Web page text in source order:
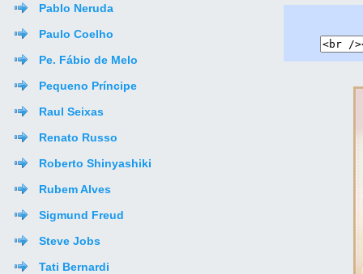
Pablo Neruda
Paulo Coelho
Pe. Fábio de Melo
Pequeno Príncipe
Raul Seixas
Renato Russo
Roberto Shinyashiki
Rubem Alves
Sigmund Freud
Steve Jobs
Tati Bernardi